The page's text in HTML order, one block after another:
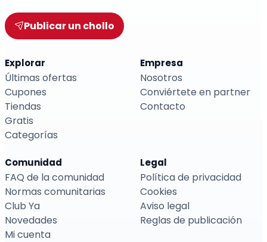
Publicar un chollo
Explorar
Últimas ofertas
Cupones
Tiendas
Gratis
Categorías
Empresa
Nosotros
Conviértete en partner
Contacto
Comunidad
FAQ de la comunidad
Normas comunitarias
Club Ya
Novedades
Mi cuenta
Legal
Política de privacidad
Cookies
Aviso legal
Reglas de publicación